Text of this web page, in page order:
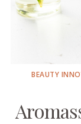
BEAUTY